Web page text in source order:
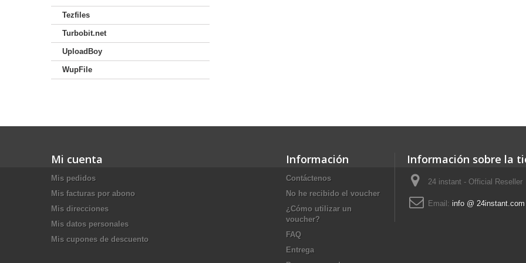
Tezfiles
Turbobit.net
UploadBoy
WupFile
Mi cuenta
Mis pedidos
Mis facturas por abono
Mis direcciones
Mis datos personales
Mis cupones de descuento
Información
Contáctenos
No he recibido el voucher
¿Cómo utilizar un
voucher?
FAQ
Entrega
Información sobre la
24 instant - Official Reseller
Email: info @ 24instant.com